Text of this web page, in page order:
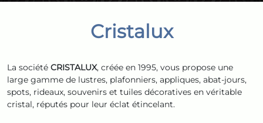
Cristalux
La société CRISTALUX, créée en 1995, vous propose une
large gamme de lustres, plafonniers, appliques, abat-jours,
spots, rideaux, souvenirs et tuiles décoratives en véritable
cristal, réputés pour leur éclat étincelant.